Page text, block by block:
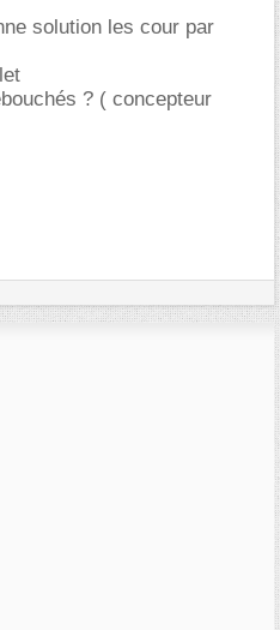
solution les cour par
? ( concepteur